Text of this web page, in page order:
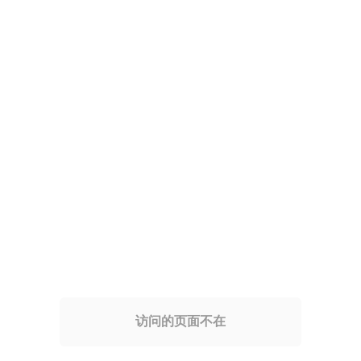
访问的页面不在